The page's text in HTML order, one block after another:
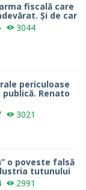
fiscală care
Și de car
3044
periculoase
Renato
3021
o poveste falsă
tutunului
2991